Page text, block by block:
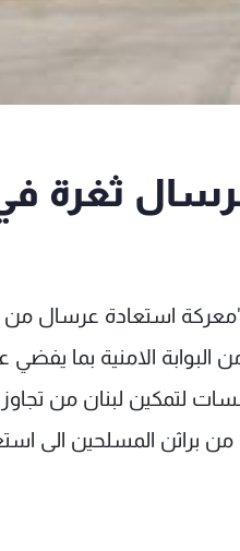
ثغرة في
استعادة عرسال
الامنية بما يفضي
لتمكين لبنان من تجاوز
المسلحين الى